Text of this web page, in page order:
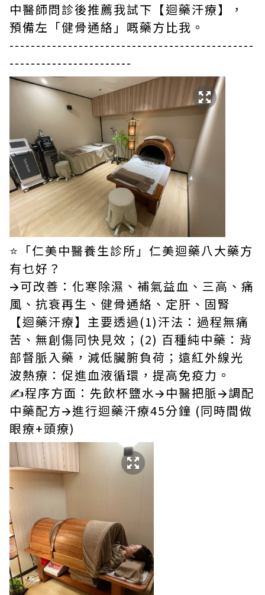
中醫師問診後推薦我試下【迴藥汗療】，
預備左「健骨通絡」嘅藥方比我。
----------------------------------------------
-----------------------
⭐「仁美中醫養生診所」仁美迴藥八大藥方
有乜好？
🡪可改善：化寒除濕、補氣益血、三高、痛
風、抗衰再生、健骨通絡、定肝、固腎
【迴藥汗療】主要透過(1)汗法：過程無痛
苦、無創傷同快見效；(2) 百種純中藥：背
部督脈入藥，減低臟腑負荷；遠紅外線光
波熱療：促進血液循環，提高免疫力。
✍️程序方面：先飲杯鹽水🡪中醫把脈🡪調配
中藥配方🡪進行迴藥汗療45分鐘 (同時間做
眼療+頭療)